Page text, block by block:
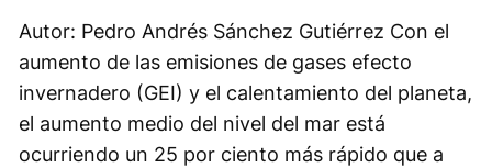
Autor: Pedro Andrés Sánchez Gutiérrez Con el
aumento de las emisiones de gases efecto
invernadero (GEI) y el calentamiento del planeta,
el aumento medio del nivel del mar está
ocurriendo un 25 por ciento más rápido que a